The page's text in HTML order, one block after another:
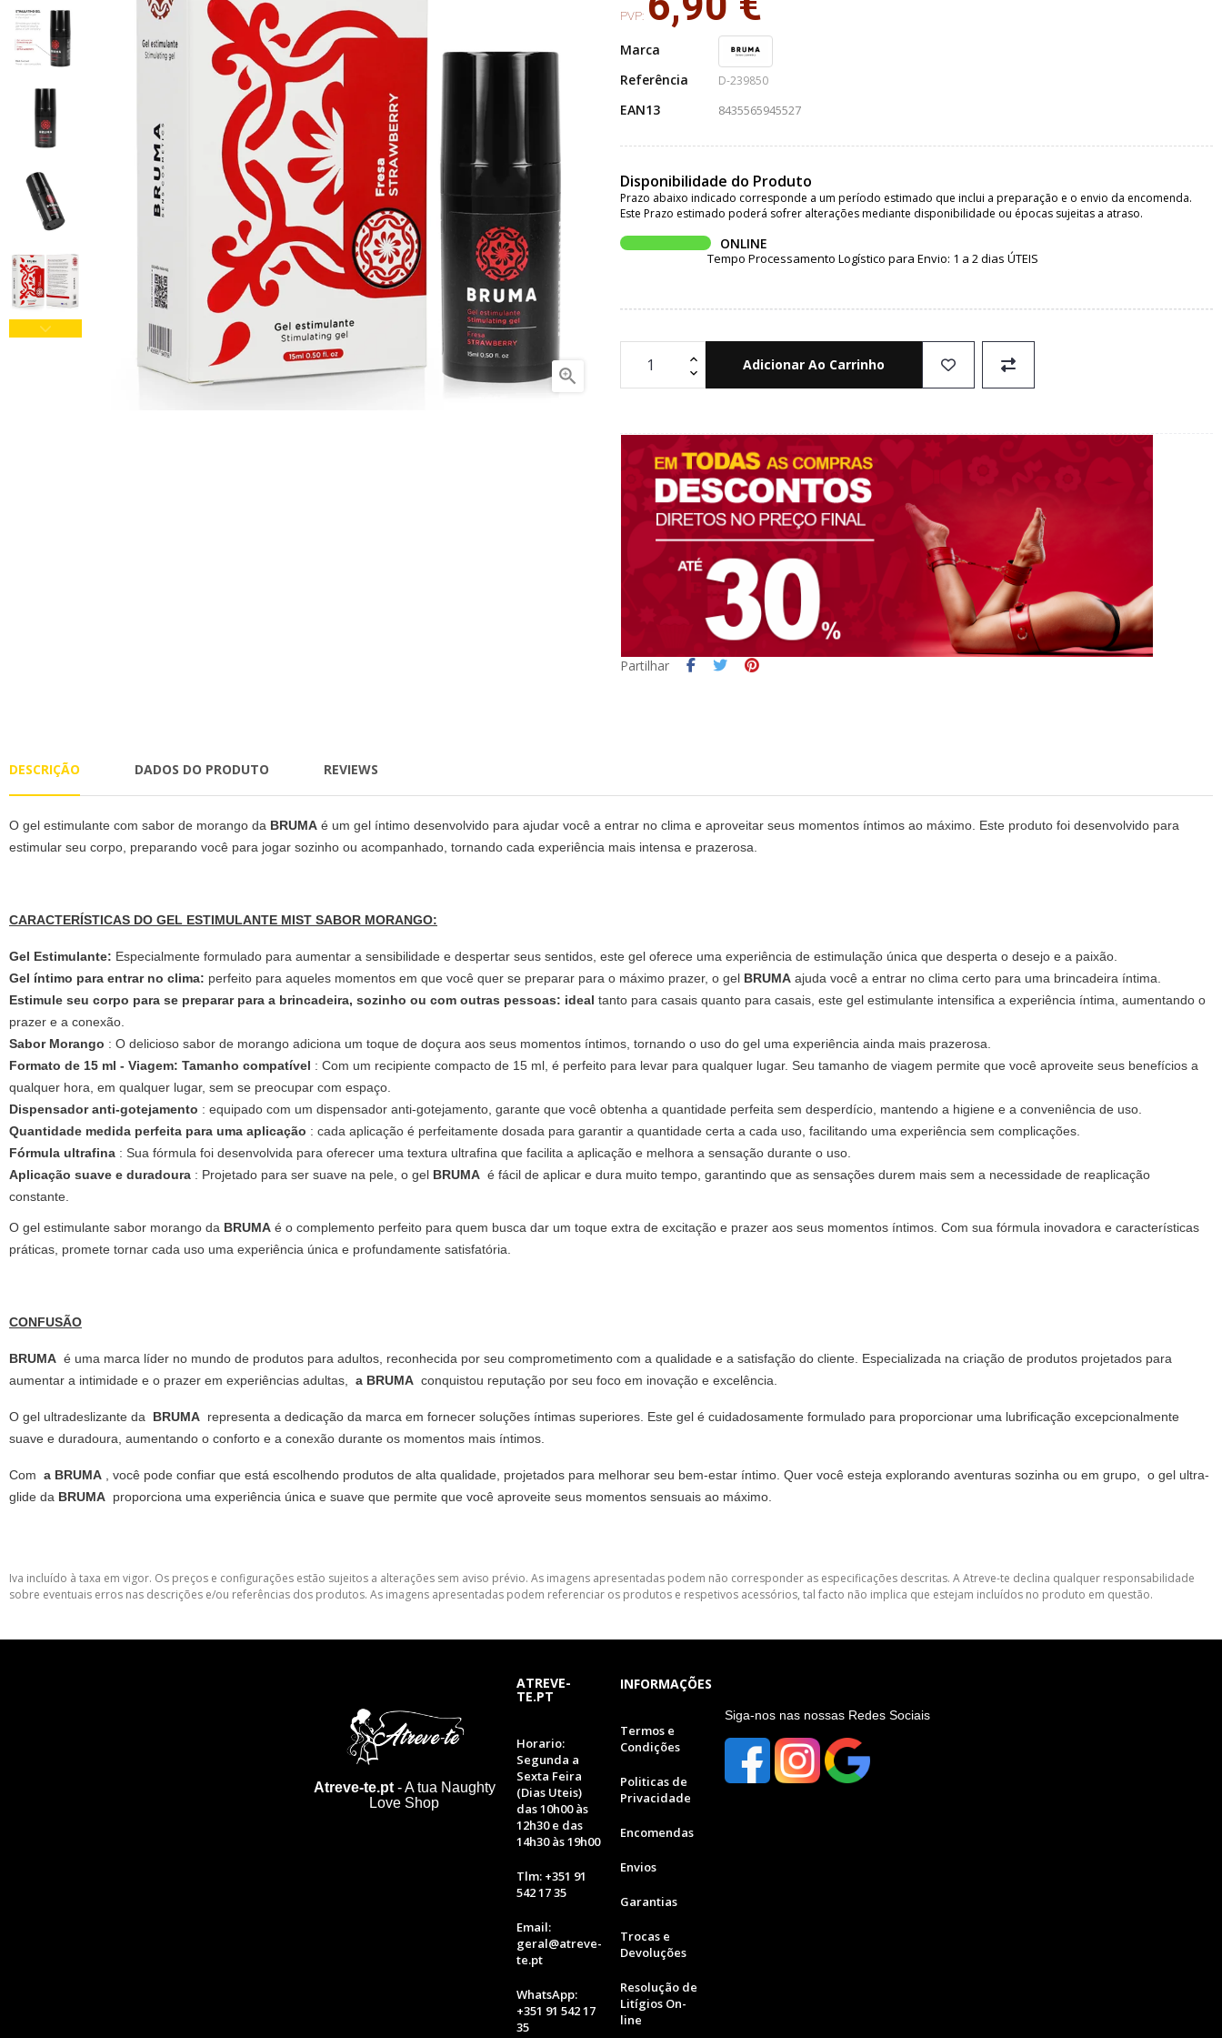

PVP:
Marca
Referência
D-239850
EAN13 8435565945527
Disponibilidade do Produto
Prazo abaixo indicado corresponde a um período estimado que inclui a preparação e o envio da encomenda.
Este Prazo estimado poderá sofrer alterações mediante disponibilidade ou épocas sujeitas a atraso.
ONLINE
Tempo Processamento Logístico para Envio: 1 a 2 dias ÚTEIS
Adicionar Ao Carrinho
Partilhar
DESCRIÇÃO DADOS DO PRODUTO REVIEWS
O gel estimulante com sabor de morango da BRUMA é um gel íntimo desenvolvido para ajudar você a entrar no clima e aproveitar seus momentos íntimos ao máximo. Este produto foi desenvolvido para
estimular seu corpo, preparando você para jogar sozinho ou acompanhado, tornando cada experiência mais intensa e prazerosa.
CARACTERÍSTICAS DO GEL ESTIMULANTE MIST SABOR MORANGO:
Gel Estimulante: Especialmente formulado para aumentar a sensibilidade e despertar seus sentidos, este gel oferece uma experiência de estimulação única que desperta o desejo e a paixão.
Gel íntimo para entrar no clima: perfeito para aqueles momentos em que você quer se preparar para o máximo prazer, o gel BRUMA ajuda você a entrar no clima certo para uma brincadeira íntima.
Estimule seu corpo para se preparar para a brincadeira, sozinho ou com outras pessoas: ideal tanto para casais quanto para casais, este gel estimulante intensifica a experiência íntima, aumentando o
prazer e a conexão.
Sabor Morango : O delicioso sabor de morango adiciona um toque de doçura aos seus momentos íntimos, tornando o uso do gel uma experiência ainda mais prazerosa.
Formato de 15 ml - Viagem: Tamanho compatível : Com um recipiente compacto de 15 ml, é perfeito para levar para qualquer lugar. Seu tamanho de viagem permite que você aproveite seus benefícios a
qualquer hora, em qualquer lugar, sem se preocupar com espaço.
Dispensador anti-gotejamento : equipado com um dispensador anti-gotejamento, garante que você obtenha a quantidade perfeita sem desperdício, mantendo a higiene e a conveniência de uso.
Quantidade medida perfeita para uma aplicação : cada aplicação é perfeitamente dosada para garantir a quantidade certa a cada uso, facilitando uma experiência sem complicações.
Fórmula ultrafina : Sua fórmula foi desenvolvida para oferecer uma textura ultrafina que facilita a aplicação e melhora a sensação durante o uso.
Aplicação suave e duradoura : Projetado para ser suave na pele, o gel BRUMA é fácil de aplicar e dura muito tempo, garantindo que as sensações durem mais sem a necessidade de reaplicação
constante.
O gel estimulante sabor morango da BRUMA é o complemento perfeito para quem busca dar um toque extra de excitação e prazer aos seus momentos íntimos. Com sua fórmula inovadora e características
práticas, promete tornar cada uso uma experiência única e profundamente satisfatória.
CONFUSÃO
BRUMA é uma marca líder no mundo de produtos para adultos, reconhecida por seu comprometimento com a qualidade e a satisfação do cliente. Especializada na criação de produtos projetados para
aumentar a intimidade e o prazer em experiências adultas, a BRUMA conquistou reputação por seu foco em inovação e excelência.
O gel ultradeslizante da BRUMA representa a dedicação da marca em fornecer soluções íntimas superiores. Este gel é cuidadosamente formulado para proporcionar uma lubrificação excepcionalmente
suave e duradoura, aumentando o conforto e a conexão durante os momentos mais íntimos.
Com a BRUMA , você pode confiar que está escolhendo produtos de alta qualidade, projetados para melhorar seu bem-estar íntimo. Quer você esteja explorando aventuras sozinha ou em grupo, o gel ultra-
glide da BRUMA proporciona uma experiência única e suave que permite que você aproveite seus momentos sensuais ao máximo.
Iva incluído à taxa em vigor. Os preços e configurações estão sujeitos a alterações sem aviso prévio. As imagens apresentadas podem não corresponder as especificações descritas. A Atreve-te declina qualquer responsabilidade
sobre eventuais erros nas descrições e/ou referências dos produtos. As imagens apresentadas podem referenciar os produtos e respetivos acessórios, tal facto não implica que estejam incluídos no produto em questão.
Atreve-te.pt- A tua Naughty
Love Shop
ATREVE-
TE.PT
Horario:
Segunda a
Sexta Feira
(Dias Uteis)
das 10h00 às
12h30 e das
14h30 às 19h00
Tlm: +351 91
542 17 35
Email:
geral@atreve-
te.pt
WhatsApp:
+351 91 542 17
35
INFORMAÇÕES
Termos e
Condições
Politicas de
Privacidade
Encomendas
Envios
Garantias
Trocas e
Devoluções
Resolução de
Litígios On-
line
Siga-nos nas nossas Redes Sociais